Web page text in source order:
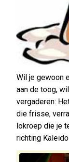
Wil je gewoon
aan de toog,
vergaderen:
die frisse,
lokroep die je
richting